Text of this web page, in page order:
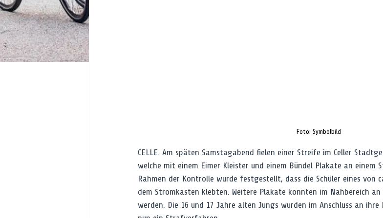
Foto: Symbolbild
CELLE. Am späten Samstagabend fielen einer Streife im Celler
welche mit einem Eimer Kleister und einem Bündel Plakate an einem
Rahmen der Kontrolle wurde festgestellt, dass die Schüler eines von
dem Stromkasten klebten. Weitere Plakate konnten im Nahbereich
werden. Die 16 und 17 Jahre alten Jungs wurden im Anschluss an